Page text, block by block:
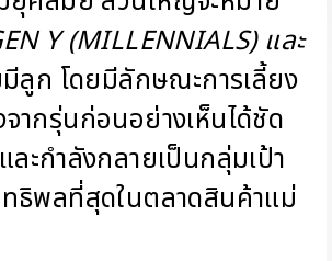
Y (MILLENNIALS) และ
มีลูก โดยมีลักษณะการเลี้ยง
ากรุ่นก่อนอย่างเห็นได้ชัด
ละกำลังกลายเป็นกลุ่มเป้า
ธิพลที่สุดในตลาดสินค้าแม่